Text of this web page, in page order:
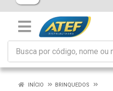
INÍCIO
BRINQUEDOS